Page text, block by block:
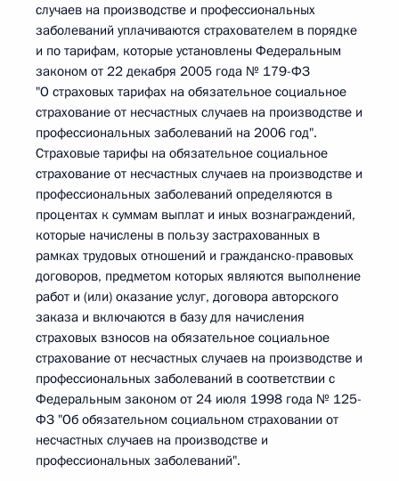
случаев на производстве и профессиональных
заболеваний уплачиваются страхователем в порядке
и по тарифам, которые установлены Федеральным
законом от 22 декабря 2005 года № 179-ФЗ
"О страховых тарифах на обязательное социальное
страхование от несчастных случаев на производстве и
профессиональных заболеваний на 2006 год".
Страховые тарифы на обязательное социальное
страхование от несчастных случаев на производстве и
профессиональных заболеваний определяются в
процентах к суммам выплат и иных вознаграждений,
которые начислены в пользу застрахованных в
рамках трудовых отношений и гражданско-правовых
договоров, предметом которых являются выполнение
работ и (или) оказание услуг, договора авторского
заказа и включаются в базу для начисления
страховых взносов на обязательное социальное
страхование от несчастных случаев на производстве и
профессиональных заболеваний в соответствии с
Федеральным законом от 24 июля 1998 года № 125-
ФЗ "Об обязательном социальном страховании от
несчастных случаев на производстве и
профессиональных заболеваний".